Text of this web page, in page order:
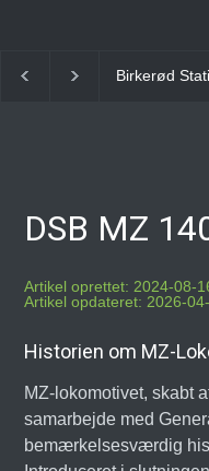
Birkerød
DSB MZ
Artikel oprettet: 2024-08-
Artikel opdateret: 2026-
Historien om MZ-
MZ-lokomotivet, skabt
samarbejde med
bemærkelsesværdig